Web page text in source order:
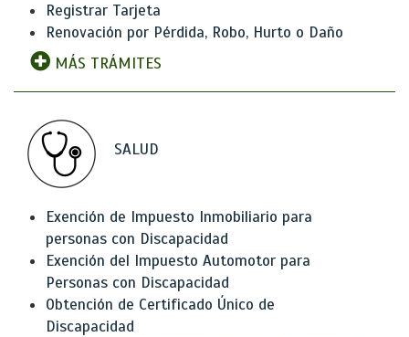
Registrar Tarjeta
Renovación por Pérdida, Robo, Hurto o Daño
MÁS TRÁMITES
SALUD
Exención de Impuesto Inmobiliario para
personas con Discapacidad
Exención del Impuesto Automotor para
Personas con Discapacidad
Obtención de Certificado Único de
Discapacidad